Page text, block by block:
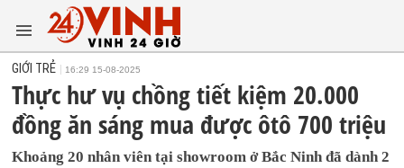
GIỚI TRẺ 16:29 15-08-2025
Thực hư vụ chồng tiết kiệm 20.000
đồng ăn sáng mua được ôtô 700 triệu
Khoảng 20 nhân viên tại showroom ở Bắc Ninh đã dành 2